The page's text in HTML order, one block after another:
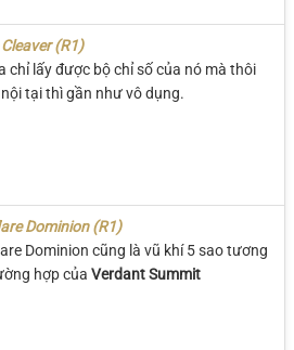
(R1)
chỉ lấy được bộ chỉ số của nó mà thôi
tại thì gần như vô dụng.
Dominion (R1)
Dominion cũng là vũ khí 5 sao tương
hợp của Verdant Summit